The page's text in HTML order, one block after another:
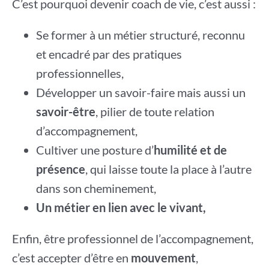
C’est pourquoi devenir coach de vie, c’est aussi :
Se former à un métier structuré, reconnu
et encadré par des pratiques
professionnelles,
Développer un savoir-faire mais aussi un
savoir-être, pilier de toute relation
d’accompagnement,
Cultiver une posture d’humilité et de
présence, qui laisse toute la place à l’autre
dans son cheminement,
Un métier en lien avec le vivant,
Enfin, être professionnel de l’accompagnement,
c’est accepter d’être en mouvement,